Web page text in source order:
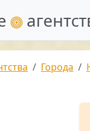
Города